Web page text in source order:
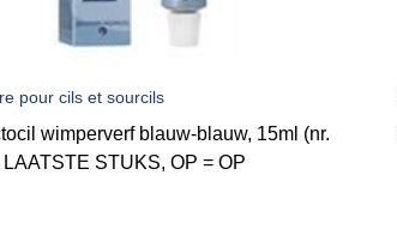
pour cils et sourcils
wimperverf blauw-blauw, 15ml (nr.
LAATSTE STUKS, OP = OP